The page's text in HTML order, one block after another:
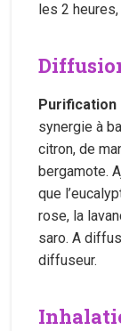
les 2
Purification
synergie à
citron, de
bergamote.
que
rose, la
saro. A
diffuseur.